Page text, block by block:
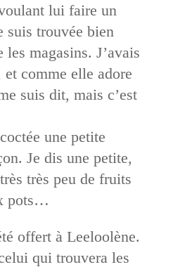
lui faire un
suis trouvée bien
les magasins. J’avais
comme elle adore
suis dit, mais c’est
une petite
Je dis une petite,
très peu de fruits
pots…
offert à Leeloolène.
qui trouvera les